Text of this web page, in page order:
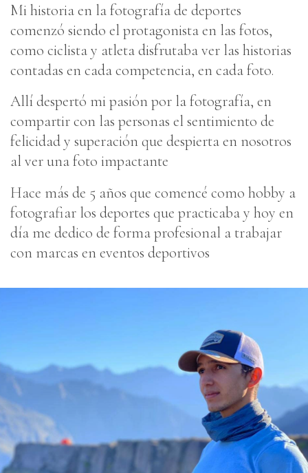
Mi historia en la fotografía de deportes
comenzó siendo el protagonista en las fotos,
como ciclista y atleta disfrutaba ver las historias
contadas en cada competencia, en cada foto.
Allí despertó mi pasión por la fotografía, en
compartir con las personas el sentimiento de
felicidad y superación que despierta en nosotros
al ver una foto impactante
Hace más de 5 años que comencé como hobby a
fotografiar los deportes que practicaba y hoy en
día me dedico de forma profesional a trabajar
con marcas en eventos deportivos